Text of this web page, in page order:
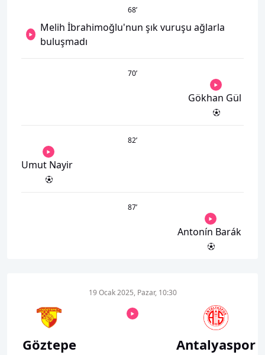
68’
Melih İbrahimoğlu'nun şık vuruşu ağlarla
buluşmadı
70’
Gökhan Gül
82’
Umut Nayir
87’
Antonín Barák
Göztepe
19 Ocak 2025, Pazar, 10:30
Antalyaspor